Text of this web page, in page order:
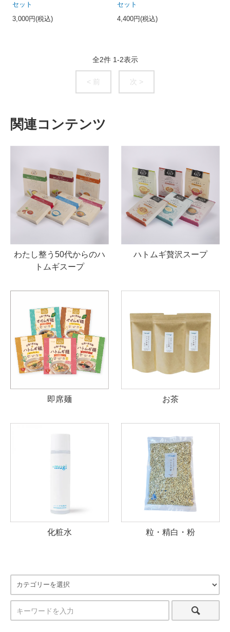
セット
3,000円(税込)
セット
4,400円(税込)
全2件 1-2表示
< 前 次 >
関連コンテンツ
わたし整う50代からのハ
トムギスープ
ハトムギ贅沢スープ
即席麺 お茶
化粧水 粒・精白・粉